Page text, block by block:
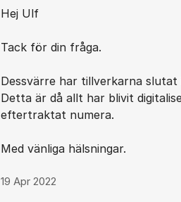
Hej Ulf
Tack för din fråga.
Dessvärre har tillverkarna
Detta är då allt har blivit
eftertraktat numera.
Med vänliga hälsningar.
19 Apr 2022